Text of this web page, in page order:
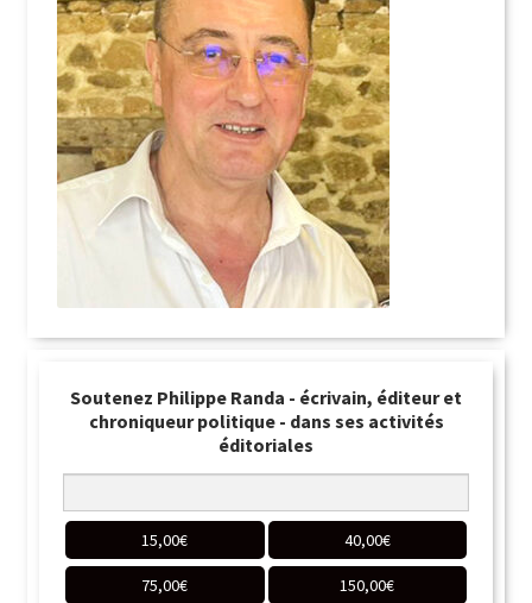
Soutenez Philippe Randa - écrivain, éditeur et
chroniqueur politique - dans ses activités
éditoriales
15,00€ 40,00€
75,00€ 150,00€